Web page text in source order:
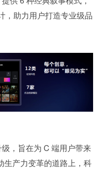
，助力用户打造专业级品
，旨在为 C 端用户带来
生产力变革的道路上，科